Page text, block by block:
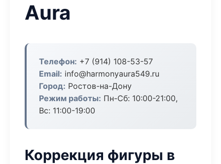
Aura
Телефон: +7 (914) 108-53-57
Email: info@harmonyaura549.ru
Город: Ростов-на-Дону
Режим работы: Пн-Сб: 10:00-21:00,
Вс: 11:00-19:00
Коррекция фигуры в